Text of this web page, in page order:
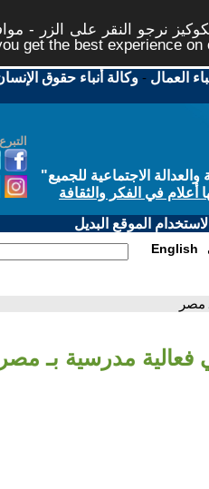
نرجو النقر على الزر -
get the best experience on
العمال -وكالة أنباء حقوق
الاجتماعية للجميع"
أعلام في الفكر والثقافة
الموقع البديل
English
مصر
مدرسية بـ مصر